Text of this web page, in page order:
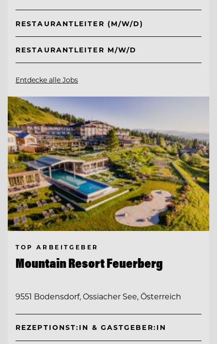
RESTAURANTLEITER (M/W/D)
RESTAURANTLEITER M/W/D
Entdecke alle Jobs
TOP ARBEITGEBER
Mountain Resort Feuerberg
9551 Bodensdorf, Ossiacher See, Österreich
REZEPTIONST:IN & GASTGEBER:IN